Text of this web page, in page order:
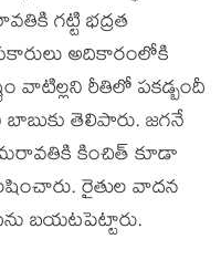
గట్టి భద్రత
అదికారంలోకి
రీతిలో పకడ్బందీ
బాబుకు తెలిపారు. జగనే
కించిత్ కూడా
రైతుల వాదన
బయటపెట్టారు.